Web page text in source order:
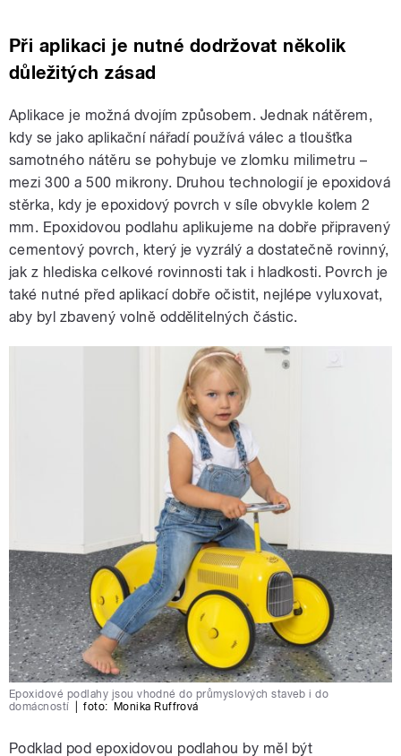
Při aplikaci je nutné dodržovat několik
důležitých zásad
Aplikace je možná dvojím způsobem. Jednak nátěrem,
kdy se jako aplikační nářadí používá válec a tloušťka
samotného nátěru se pohybuje ve zlomku milimetru –
mezi 300 a 500 mikrony. Druhou technologií je epoxidová
stěrka, kdy je epoxidový povrch v síle obvykle kolem 2
mm. Epoxidovou podlahu aplikujeme na dobře připravený
cementový povrch, který je vyzrálý a dostatečně rovinný,
jak z hlediska celkové rovinnosti tak i hladkosti. Povrch je
také nutné před aplikací dobře očistit, nejlépe vyluxovat,
aby byl zbavený volně oddělitelných částic.
Epoxidové podlahy jsou vhodné do průmyslových staveb i do
domácností
foto: Monika Ruffrová
Podklad pod epoxidovou podlahou by měl být